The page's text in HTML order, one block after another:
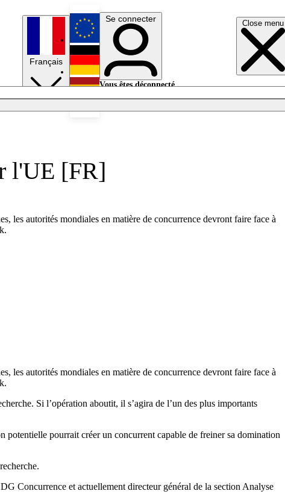
Close menu
Français
English
Deutsch
Se connecter
Vous êtes déconnecté.
l'UE [FR]
les autorités mondiales en matière de concurrence devront faire face à
les autorités mondiales en matière de concurrence devront faire face à
Si l’opération aboutit, il s’agira de l’un des plus importants
pourrait créer un concurrent capable de freiner sa domination
Concurrence et actuellement directeur général de la section Analyse